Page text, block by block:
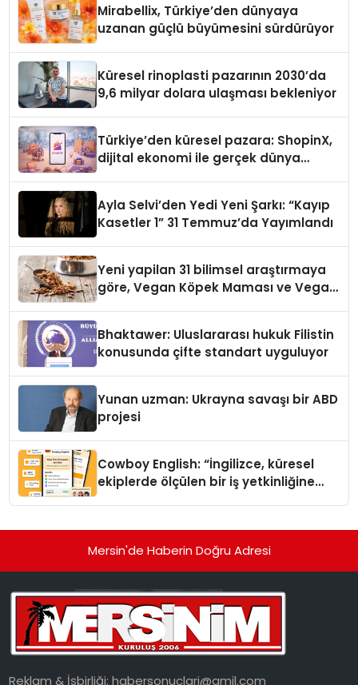
Mirabellix, Türkiye’den dünyaya
uzanan güçlü büyümesini sürdürüyor
Küresel rinoplasti pazarının 2030’da
9,6 milyar dolara ulaşması bekleniyor
Türkiye’den küresel pazara: ShopinX,
dijital ekonomi ile gerçek dünya
Ayla Selvi’den Yedi Yeni Şarkı: “Kayıp
Kasetler 1” 31 Temmuz’da Yayımlandı
Yeni yapilan 31 bilimsel araştırmaya
göre, Vegan Köpek Maması ve Vegan
Bhaktawer: Uluslararası hukuk Filistin
konusunda çifte standart uyguluyor
Yunan uzman: Ukrayna savaşı bir ABD
projesi
Cowboy English: “İngilizce, küresel
ekiplerde ölçülen bir iş yetkinliğine
Mersin'de Haberin Doğru Adresi
Reklam & İşbirliği:habersonuclari@gmil.com